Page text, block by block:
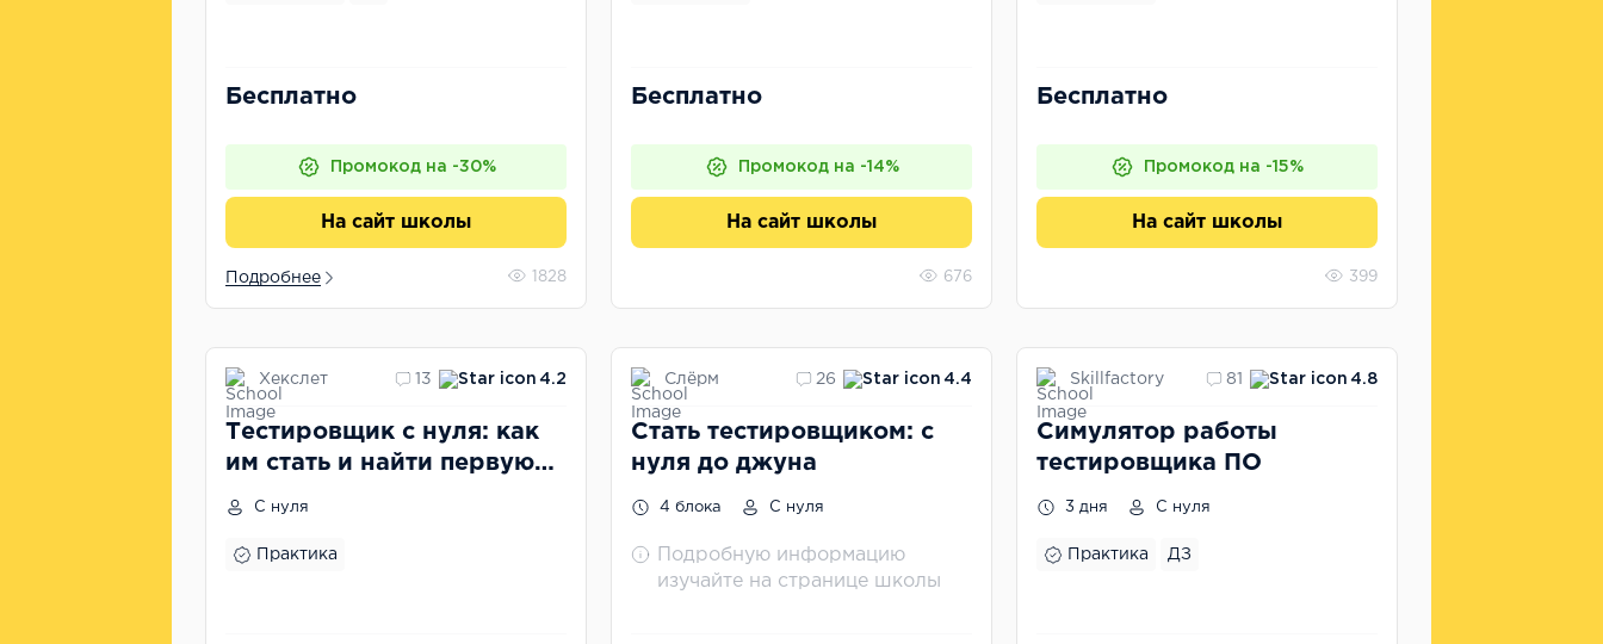
Бесплатно
Промокод на -30%
На сайт школы
Подробнее 1828
Бесплатно
Промокод на -14%
На сайт школы
676
Бесплатно
Промокод на -15%
На сайт школы
399
Хекслет 13 4.2
Тестировщик с нуля: как
им стать и найти первую
С нуля
Практика
Слёрм 26 4.4
Стать тестировщиком: с
нуля до джуна
4 блока С нуля
Подробную информацию
изучайте на странице школы
Skillfactory 81 4.8
Симулятор работы
тестировщика ПО
3 дня С нуля
Практика ДЗ